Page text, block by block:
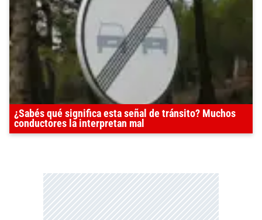
¿Sabés qué significa esta señal de tránsito? Muchos
conductores la interpretan mal